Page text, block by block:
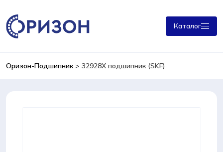
Каталог
Оризон-Подшипник> 32928X подшипник (SKF)